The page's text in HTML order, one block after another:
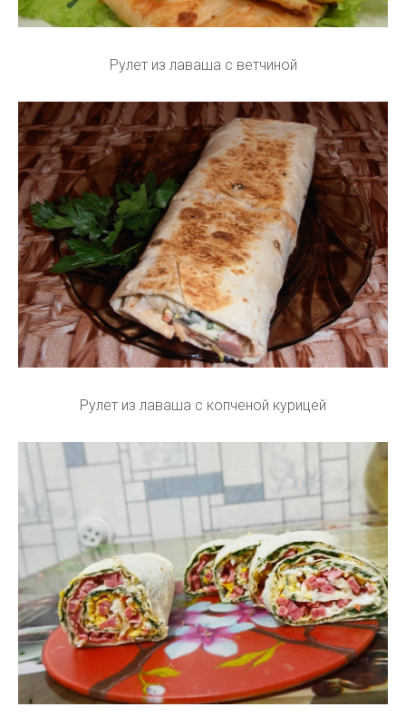
Рулет из лаваша с ветчиной
Рулет из лаваша с копченой курицей